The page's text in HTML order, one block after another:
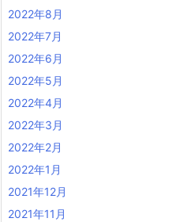
2022年8月
2022年7月
2022年6月
2022年5月
2022年4月
2022年3月
2022年2月
2022年1月
2021年12月
2021年11月